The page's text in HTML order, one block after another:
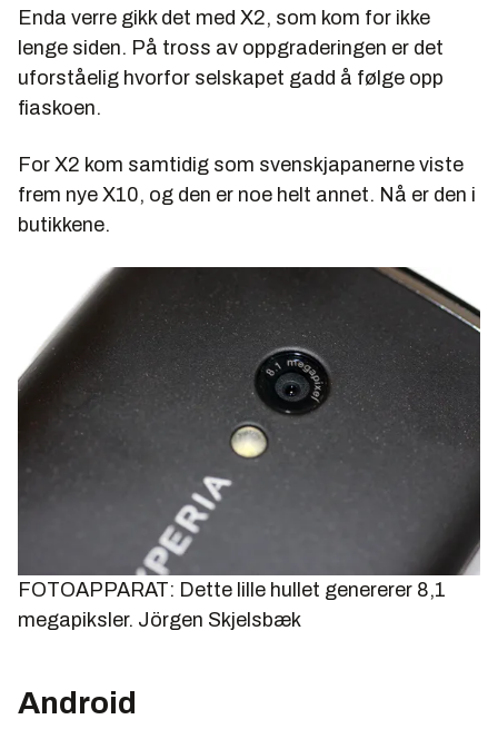
Enda verre gikk det med X2, som kom for ikke
lenge siden. På tross av oppgraderingen er det
uforståelig hvorfor selskapet gadd å følge opp
fiaskoen.
For X2 kom samtidig som svenskjapanerne viste
frem nye X10, og den er noe helt annet. Nå er den i
butikkene.
FOTOAPPARAT: Dette lille hullet genererer 8,1
megapiksler. Jörgen Skjelsbæk
Android